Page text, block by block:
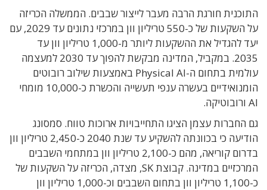
התוכנית חורגת הרבה מעבר לייצור שבבים. הממשלה הכריזה
על השקעות של כ-550 טריליון וון במרכזי נתונים עד 2029, עם
יעד להגדיל את ההשקעות ליותר מ-1,000 טריליון וון עד
2035. במקביל, המדינה מבקשת להפוך עד 2030 למעצמה
עולמית בתחום ה-Physical AI באמצעות שילוב רובוטים
הומנואידיים בעשרה ענפי תעשייה והכשרת כ-10,000 מומחי
AI ורובוטיקה.
גם החברות עצמן הציגו התחייבויות ארוכות טווח. סמסונג
הודיעה כי בכוונתה להשקיע עד שנת 2040 כ-2,450 טריליון וון
בדרום קוריאה, מהם כ-2,100 טריליון וון במתחמי השבבים
המרכזיים במדינה. קבוצת SK, מצדה, הכריזה על השקעות של
כ-1,100 טריליון וון בתחום השבבים וכ-1,000 טריליון וון